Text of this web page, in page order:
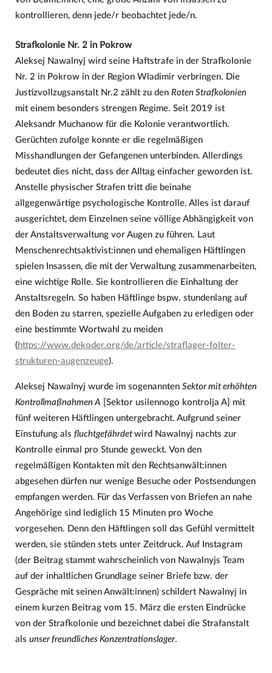
kontrollieren, denn jede/r beobachtet jede/n.
Strafkolonie Nr. 2 in Pokrow
Aleksej Nawalnyj wird seine Haftstrafe in der Strafkolonie
Nr. 2 in Pokrow in der Region Wladimir verbringen. Die
Justizvollzugsanstalt Nr.2 zählt zu den Roten Strafkolonien
mit einem besonders strengen Regime. Seit 2019 ist
Aleksandr Muchanow für die Kolonie verantwortlich.
Gerüchten zufolge konnte er die regelmäßigen
Misshandlungen der Gefangenen unterbinden. Allerdings
bedeutet dies nicht, dass der Alltag einfacher geworden ist.
Anstelle physischer Strafen tritt die beinahe
allgegenwärtige psychologische Kontrolle. Alles ist darauf
ausgerichtet, dem Einzelnen seine völlige Abhängigkeit von
der Anstaltsverwaltung vor Augen zu führen. Laut
Menschenrechtsaktivist:innen und ehemaligen Häftlingen
spielen Insassen, die mit der Verwaltung zusammenarbeiten,
eine wichtige Rolle. Sie kontrollieren die Einhaltung der
Anstaltsregeln. So haben Häftlinge bspw. stundenlang auf
den Boden zu starren, spezielle Aufgaben zu erledigen oder
eine bestimmte Wortwahl zu meiden
( https://www.dekoder.org/de/article/straflager-folter-
strukturen-augenzeuge).
Aleksej Nawalnyj wurde im sogenannten Sektor mit erhöhten
Kontrollmaßnahmen A [Sektor usilennogo kontrolja A] mit
fünf weiteren Häftlingen untergebracht. Aufgrund seiner
Einstufung als fluchtgefährdet wird Nawalnyj nachts zur
Kontrolle einmal pro Stunde geweckt. Von den
regelmäßigen Kontakten mit den Rechtsanwält:innen
abgesehen dürfen nur wenige Besuche oder Postsendungen
empfangen werden. Für das Verfassen von Briefen an nahe
Angehörige sind lediglich 15 Minuten pro Woche
vorgesehen. Denn den Häftlingen soll das Gefühl vermittelt
werden, sie stünden stets unter Zeitdruck. Auf Instagram
(der Beitrag stammt wahrscheinlich von Nawalnyjs Team
auf der inhaltlichen Grundlage seiner Briefe bzw. der
Gespräche mit seinen Anwält:innen) schildert Nawalnyj in
einem kurzen Beitrag vom 15. März die ersten Eindrücke
von der Strafkolonie und bezeichnet dabei die Strafanstalt
als unser freundliches Konzentrationslager.